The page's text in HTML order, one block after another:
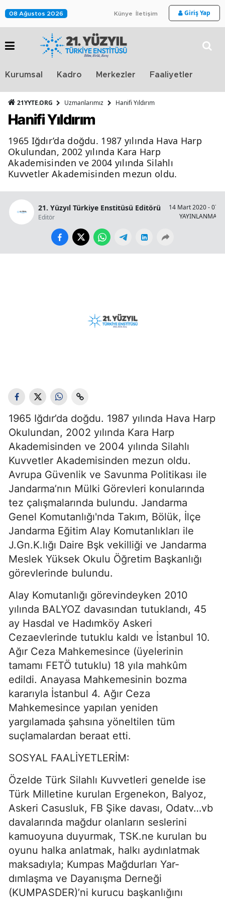
08 Ağustos 2026 Künye İletişim Giriş Yap
Kurumsal Kadro Merkezler Faaliyetler
21YYTE.ORG Uzmanlarımız Hanifi Yıldırım
Hanifi Yıldırım
1965 Iğdır’da doğdu. 1987 yılında Hava Harp
Okulundan, 2002 yılında Kara Harp
Akademisinden ve 2004 yılında Silahlı
Kuvvetler Akademisinden mezun oldu.
21. Yüzyıl Türkiye Enstitüsü Editörü
Editör
14 Mart 2020 -
YAYINLANMA
1965 Iğdır’da doğdu. 1987 yılında Hava Harp
Okulundan, 2002 yılında Kara Harp
Akademisinden ve 2004 yılında Silahlı
Kuvvetler Akademisinden mezun oldu.
Avrupa Güvenlik ve Savunma Politikası ile
Jandarma’nın Mülki Görevleri konularında
tez çalışmalarında bulundu. Jandarma
Genel Komutanlığı'nda Takım, Bölük, İlçe
Jandarma Eğitim Alay Komutanlıkları ile
J.Gn.K.lığı Daire Bşk vekilliği ve Jandarma
Meslek Yüksek Okulu Öğretim Başkanlığı
görevlerinde bulundu.
Alay Komutanlığı görevindeyken 2010
yılında BALYOZ davasından tutuklandı, 45
ay Hasdal ve Hadımköy Askeri
Cezaevlerinde tutuklu kaldı ve İstanbul 10.
Ağır Ceza Mahkemesince (üyelerinin
tamamı FETÖ tutuklu) 18 yıla mahkûm
edildi. Anayasa Mahkemesinin bozma
kararıyla İstanbul 4. Ağır Ceza
Mahkemesince yapılan yeniden
yargılamada şahsına yöneltilen tüm
suçlamalardan beraat etti.
SOSYAL FAALİYETLERİM:
Özelde Türk Silahlı Kuvvetleri genelde ise
Türk Milletine kurulan Ergenekon, Balyoz,
Askeri Casusluk, FB Şike davası, Odatv…vb
davalarında mağdur olanların seslerini
kamuoyuna duyurmak, TSK.ne kurulan bu
oyunu halka anlatmak, halkı aydınlatmak
maksadıyla; Kumpas Mağdurları Yar-
dımlaşma ve Dayanışma Derneği
(KUMPASDER)’ni kurucu başkanlığını